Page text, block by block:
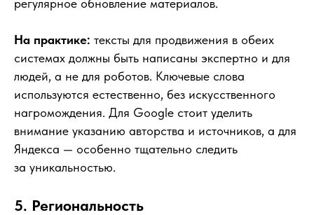
регулярное обновление материалов.
На практике: тексты для продвижения в обеих
системах должны быть написаны экспертно и для
людей, а не для роботов. Ключевые слова
используются естественно, без искусственного
нагромождения. Для Google стоит уделить
внимание указанию авторства и источников, а для
Яндекса — особенно тщательно следить
за уникальностью.
5. Региональность